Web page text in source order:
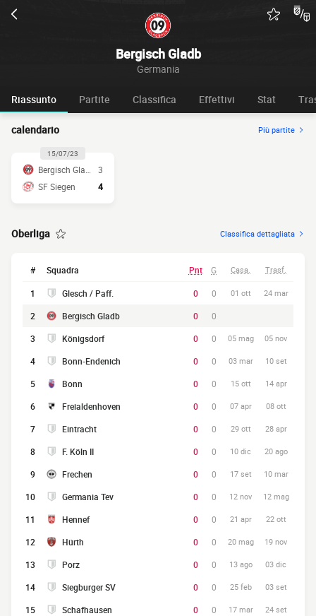
Bergisch Gladb
Germania
Riassunto Partite Classifica Effettivi Stat
calendario Più partite
15/07/23
3
SF Siegen
4
Oberliga Classifica dettagliata
# Squadra Pnt G Casa. Trasf.
1 Glesch / Paff. 0 0 01 ott 24 mar
2 Bergisch Gladb 0
0
3
Königsdorf 0 0 05 mag 05 nov
4 Bonn-Endenich 0 0 03 mar 10 set
5 Bonn 0 0 15 ott 14 apr
6 Freialdenhoven 0 0 07 apr 08 ott
7 Eintracht 0 0 29 ott 28 apr
8 F. Köln II 0 0 10 dic 20 ago
9 Frechen 0 0 17 set 10 mar
10 Germania Tev 0 0 12 nov 12 mag
11 Hennef 0 0 21 apr 22 ott
12 Hürth 0 0 20 mag 19 nov
13 Porz 0 0 13 ago 03 dic
14 Siegburger SV 0 0 25 feb 03 set
15 Schafhausen 0 0 17 mar 24 set